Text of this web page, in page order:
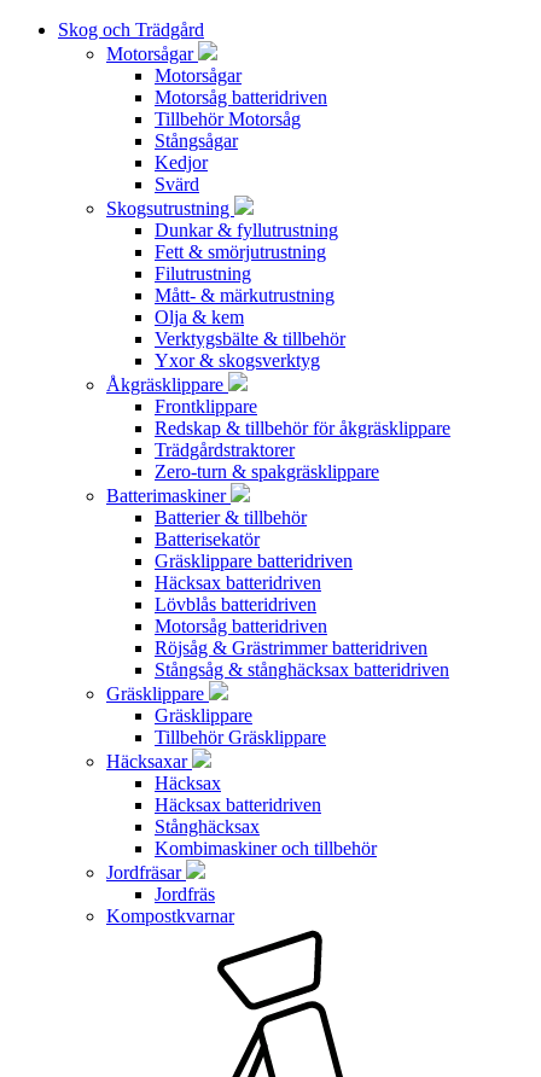
Skog och Trädgård
Motorsågar
Motorsågar
Motorsåg batteridriven
Tillbehör Motorsåg
Stångsågar
Kedjor
Svärd
Skogsutrustning
Dunkar & fyllutrustning
Fett & smörjutrustning
Filutrustning
Mått- & märkutrustning
Olja & kem
Verktygsbälte & tillbehör
Yxor & skogsverktyg
Åkgräsklippare
Frontklippare
Redskap & tillbehör för åkgräsklippare
Trädgårdstraktorer
Zero-turn & spakgräsklippare
Batterimaskiner
Batterier & tillbehör
Batterisekatör
Gräsklippare batteridriven
Häcksax batteridriven
Lövblås batteridriven
Motorsåg batteridriven
Röjsåg & Grästrimmer batteridriven
Stångsåg & stånghäcksax batteridriven
Gräsklippare
Gräsklippare
Tillbehör Gräsklippare
Häcksaxar
Häcksax
Häcksax batteridriven
Stånghäcksax
Kombimaskiner och tillbehör
Jordfräsar
Jordfräs
Kompostkvarnar